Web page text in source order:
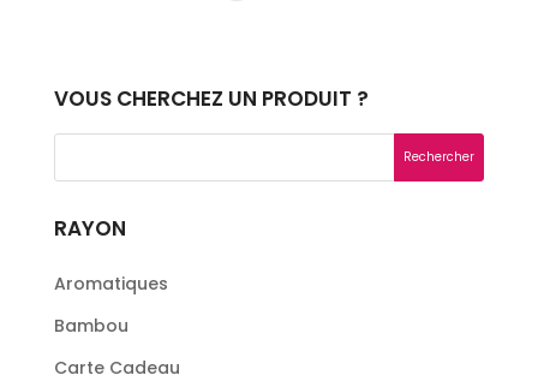
VOUS CHERCHEZ UN PRODUIT ?
RAYON
Aromatiques
Bambou
Carte Cadeau